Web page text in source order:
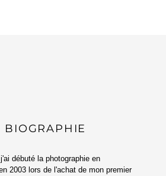
BIOGRAPHIE
débuté la photographie en
2003 lors de l'achat de mon premier